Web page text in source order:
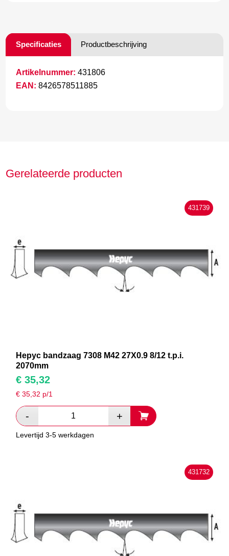
Specificaties Productbeschrijving
Artikelnummer: 431806
EAN: 8426578511885
Gerelateerde producten
431739
Hepyc bandzaag 7308 M42 27X0.9 8/12 t.p.i.
2070mm
€ 35,32
€35,32 p/1
Levertijd 3-5 werkdagen
431732